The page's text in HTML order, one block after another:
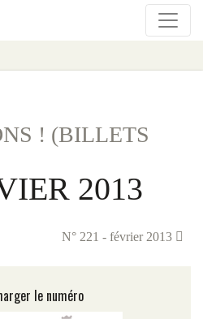
! (BILLETS
2013
N° 221 - février 2013
le numéro